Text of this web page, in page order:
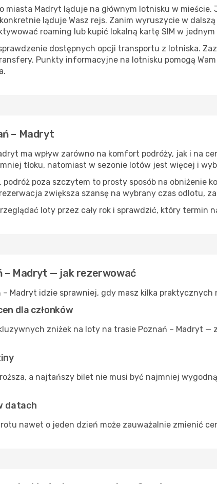
miasta Madryt ląduje na głównym lotnisku w
ląduje Wasz rejs. Zanim wyruszycie w
roaming lub kupić lokalną kartę SIM w
dostępnych opcji transportu z lotniska.
Punkty informacyjne na lotnisku pomogą
– Madryt
ma wpływ zarówno na komfort podróży, jak i na
tłoku, natomiast w sezonie lotów jest więcej i
poza szczytem to prosty sposób na obniżenie
zwiększa szansę na wybrany czas odlotu,
loty przez cały rok i sprawdzić, który termin
– Madryt — jak rezerwować
Madryt idzie sprawniej, gdy masz kilka
dla członków
zniżek na loty na trasie Poznań – Madryt
a najtańszy bilet nie musi być najmniej
datach
nawet o jeden dzień może zauważalnie zmienić